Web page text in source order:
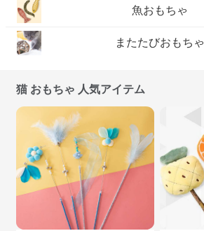
魚おもちゃ
またたびおもちゃ
猫 おもちゃ 人気アイテム